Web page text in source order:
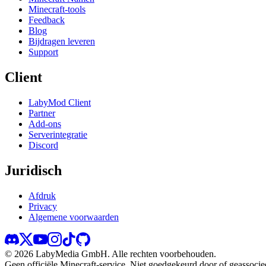
Minecraft-tools
Feedback
Blog
Bijdragen leveren
Support
Client
LabyMod Client
Partner
Add-ons
Serverintegratie
Discord
Juridisch
Afdruk
Privacy
Algemene voorwaarden
© 2026 LabyMedia GmbH. Alle rechten voorbehouden.